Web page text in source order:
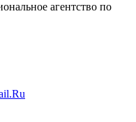
агентство по